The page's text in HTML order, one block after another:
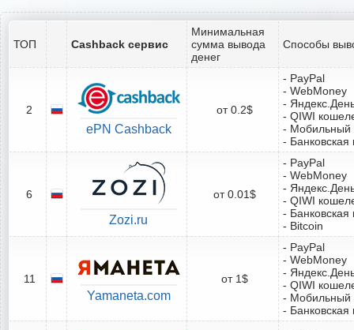
ТОП Cashback сервис
Минимальная
сумма вывода
денег
Способы
2
ePN Cashback
от 0.2$
- PayPal
- WebMoney
-
- QIWI
- Мобильный
- Банковская
6
Zozi.ru
от 0.01$
- PayPal
- WebMoney
-
- QIWI
- Банковская
- Bitcoin
11
Yamaneta.com
от 1$
- PayPal
- WebMoney
-
- QIWI
- Мобильный
- Банковская